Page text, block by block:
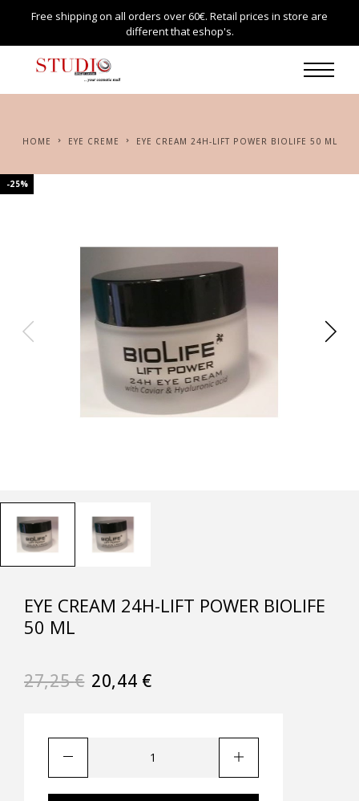
Free shipping on all orders over 60€. Retail prices in store are
different that eshop's.
HOME EYE CREME EYE CREAM 24H-LIFT POWER BIOLIFE 50 ML
-25%
EYE CREAM 24H-LIFT POWER BIOLIFE
50 ML
27,25€ 20,44 €